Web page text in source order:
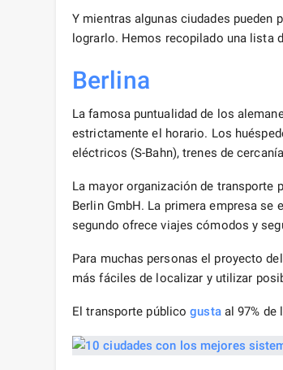
Y mientras algunas ciudades
lograrlo. Hemos recopilado una lista
Berlina
La famosa puntualidad de los
estrictamente el horario. Los
eléctricos (S-Bahn), trenes de
La mayor organización de transporte
Berlin GmbH. La primera empresa
segundo ofrece viajes cómodos y
Para muchas personas el proyecto
más fáciles de localizar y utilizar
El transporte públicogustaal 97% de